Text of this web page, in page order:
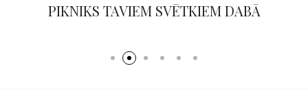
PIKNIKS TAVIEM SVĒTKIEM DABĀ